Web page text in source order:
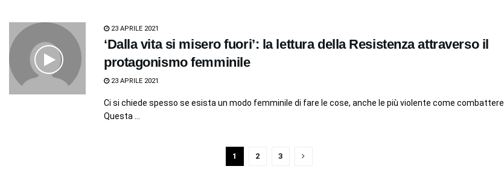
23 APRILE 2021
‘Dalla vita si misero fuori’: la lettura della Resistenza attraverso il
protagonismo femminile
23 APRILE 2021
Ci si chiede spesso se esista un modo femminile di fare le cose, anche le più violente come combattere.
Questa ...
1 2 3